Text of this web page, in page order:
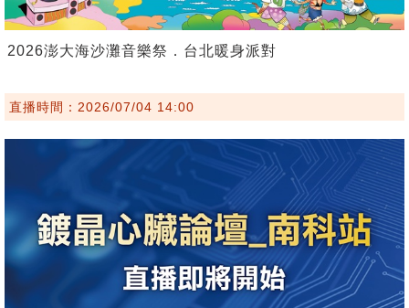
2026澎大海沙灘音樂祭．台北暖身派對
直播時間：2026/07/04 14:00